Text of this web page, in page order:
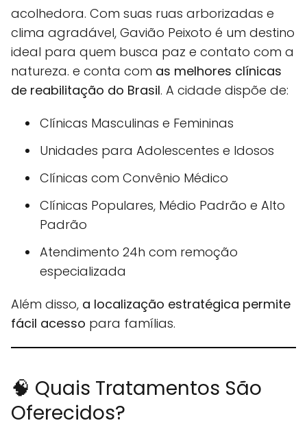
acolhedora. Com suas ruas arborizadas e
clima agradável, Gavião Peixoto é um destino
ideal para quem busca paz e contato com a
natureza. e conta com as melhores clínicas
de reabilitação do Brasil. A cidade dispõe de:
Clínicas Masculinas e Femininas
Unidades para Adolescentes e Idosos
Clínicas com Convênio Médico
Clínicas Populares, Médio Padrão e Alto
Padrão
Atendimento 24h com remoção
especializada
Além disso, a localização estratégica permite
fácil acesso para famílias.
🧠 Quais Tratamentos São
Oferecidos?